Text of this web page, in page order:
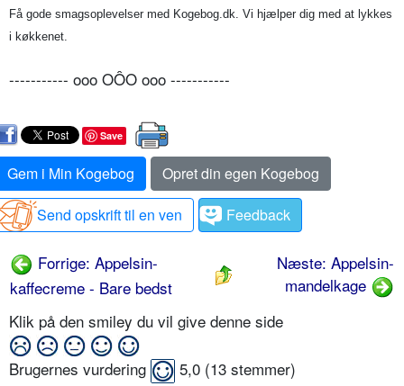
Få gode smagsoplevelser med Kogebog.dk. Vi hjælper dig med at lykkes
i køkkenet.
----------- ooo OÔO ooo -----------
Save
Gem i Min Kogebog
Opret din egen Kogebog
Send opskrift til en ven
Feedback
Forrige: Appelsin-
kaffecreme - Bare bedst
Næste: Appelsin-
mandelkage
Klik på den smiley du vil give denne side
Brugernes vurdering 5,0 (13 stemmer)